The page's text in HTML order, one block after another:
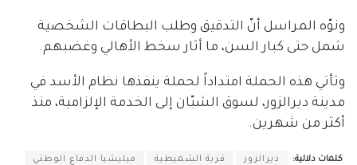
ونوّه المراسل أنّ التدقيق وطلب البطاقات الشخصية
شمل حتى كبار السن، ما أثار سخط الأهالي وغضبهم.
وتأتي هذه الحملة امتداداً لحملة ينفذها نظام الأسد في
مدينة ديرالزور، لسوق الشبّان إلى الخدمة الإلزامية، منذ
أكثر من شهرين.
كلمات دلالية: ديرالزور قرية الشميطية ميليشيا الدفاع الوطني